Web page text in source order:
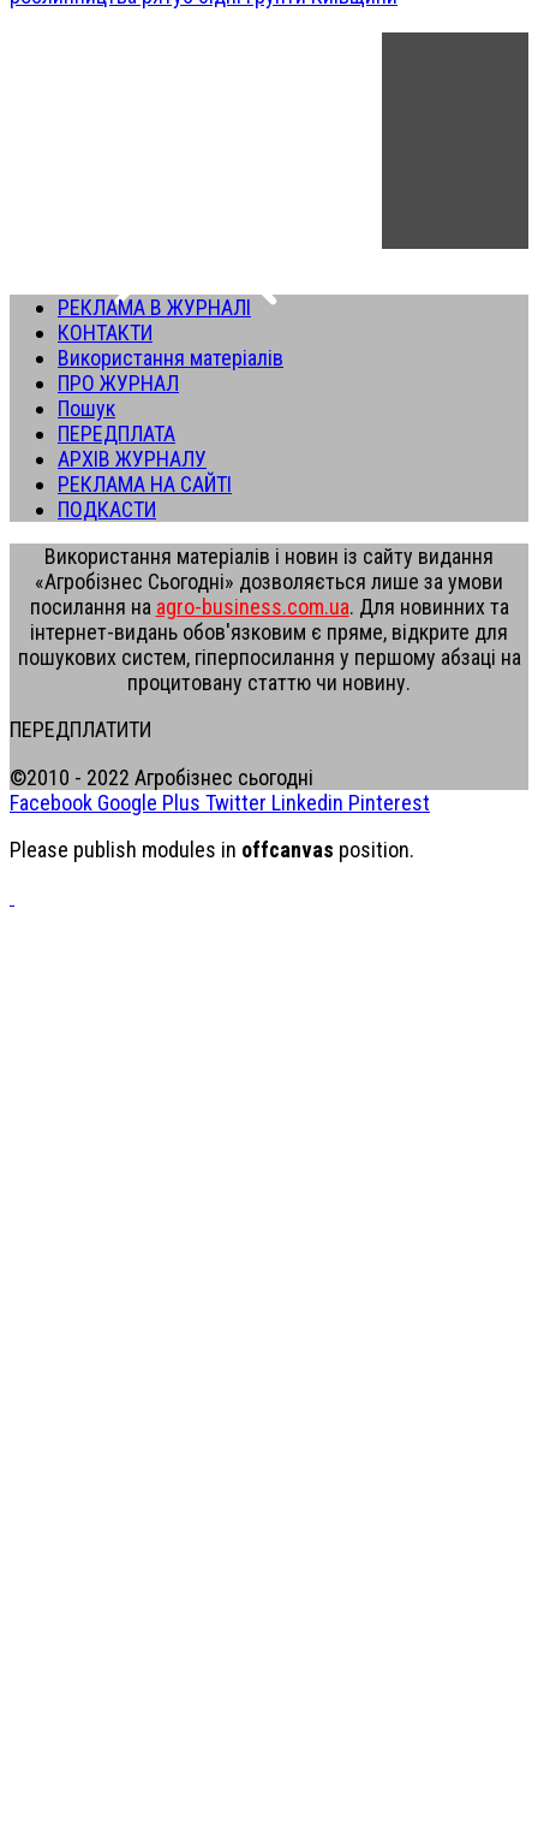
РЕКЛАМА В ЖУРНАЛІ
КОНТАКТИ
Використання матеріалів
ПРО ЖУРНАЛ
Пошук
ПЕРЕДПЛАТА
АРХІВ ЖУРНАЛУ
РЕКЛАМА НА САЙТІ
ПОДКАСТИ
Використання матеріалів і новин із сайту видання
«Агробізнес Сьогодні» дозволяється лише за умови
посилання на agro-business.com.ua. Для новинних та
інтернет-видань обов'язковим є пряме, відкрите для
пошукових систем, гіперпосилання у першому абзаці на
процитовану статтю чи новину.
ПЕРЕДПЛАТИТИ
©2010 - 2022 Агробізнес сьогодні
Facebook Google Plus Twitter Linkedin Pinterest
Please publish modules in offcanvas position.